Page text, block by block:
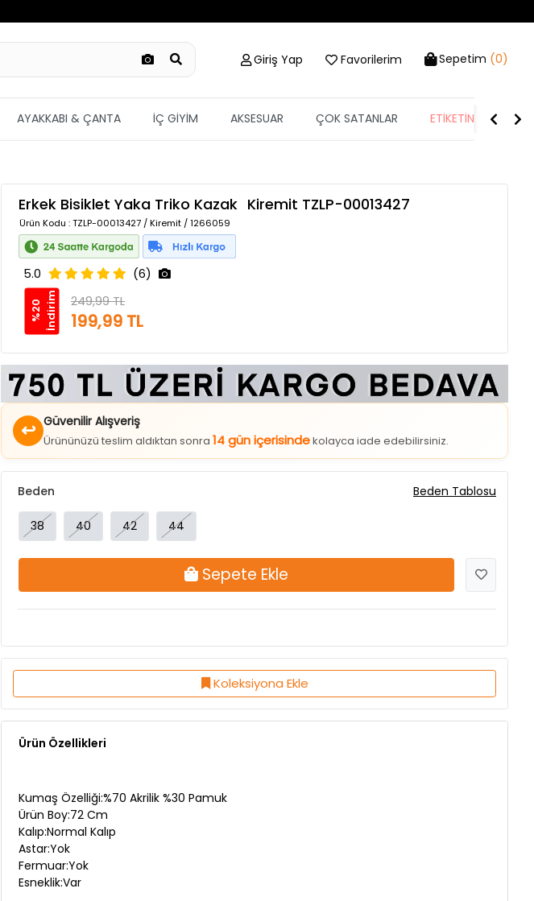
Giriş Yap Favorilerim Sepetim (0)
AYAKKABI & ÇANTA İÇ GİYİM AKSESUAR ÇOK SATANLAR ETİKETİN YARISI
Erkek Bisiklet Yaka Triko Kazak Kiremit TZLP-00013427
Ürün Kodu : TZLP-00013427 / Kiremit / 1266059
5.0 (6)
%
2
0
İ
n
d
i
r
i m 249,99 TL
199,99 TL
↩ Güvenilir Alışveriş
Ürününüzü teslim aldıktan sonra14 gün içerisindekolayca iade edebilirsiniz.
38
Koleksiyona Ekle
Ürün Özellikleri
Kalıp:Normal Kalıp
Astar:Yok
Fermuar:Yok
Esneklik:Var